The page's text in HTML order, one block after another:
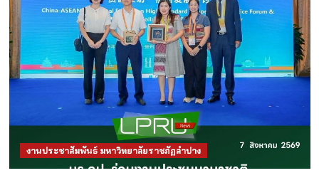
งานประชาสัมพันธ์ มหาวิทยาลัยราชภัฏลำปาง